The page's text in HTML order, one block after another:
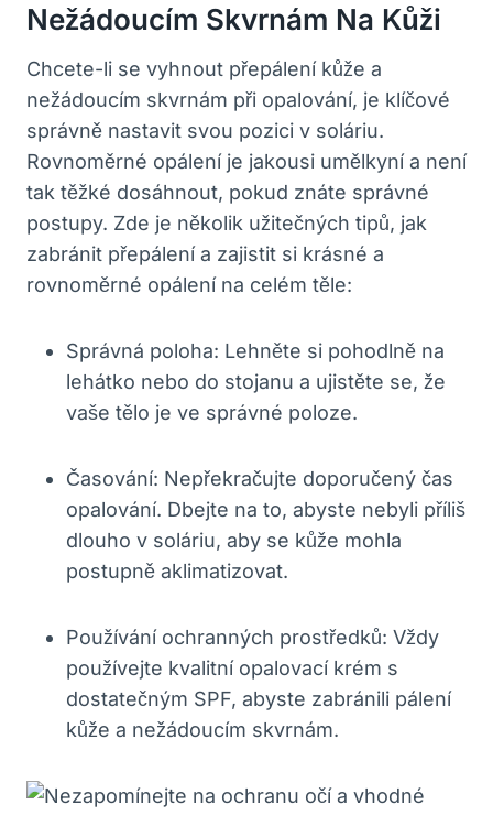
Nežádoucím Skvrnám Na Kůži
Chcete-li se vyhnout přepálení kůže a
nežádoucím skvrnám při opalování, je klíčové
správně nastavit svou pozici v soláriu.
Rovnoměrné opálení je jakousi umělkyní a není
tak těžké dosáhnout, pokud znáte správné
postupy. Zde je několik užitečných tipů, jak
zabránit přepálení a zajistit si krásné a
rovnoměrné opálení na celém těle:
Správná poloha: Lehněte si pohodlně na
lehátko nebo do stojanu a ujistěte se, že
vaše tělo je ve správné poloze.
Časování: Nepřekračujte doporučený čas
opalování. Dbejte na to, abyste nebyli příliš
dlouho v soláriu, aby se kůže mohla
postupně aklimatizovat.
Používání ochranných prostředků: Vždy
používejte kvalitní opalovací krém s
dostatečným SPF, abyste zabránili pálení
kůže a nežádoucím skvrnám.